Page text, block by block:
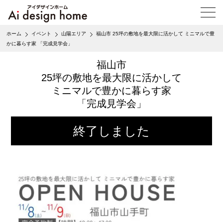
メ
ニ
ー
ホーム イベント 山陽エリア
福山市 25坪の敷地を最大限に活かして ミニマルで豊
かに暮らす家 「完成見学会」
福山市
25坪の敷地を最大限に活かして
ミニマルで豊かに暮らす家
「完成見学会」